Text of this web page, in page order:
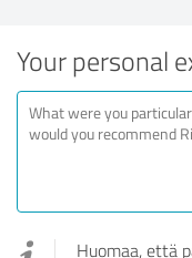
Your personal
Huomaa, että